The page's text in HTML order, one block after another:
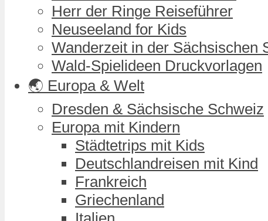
Herr der Ringe Reiseführer
Neuseeland for Kids
Wanderzeit in der Sächsischen
Wald-Spielideen Druckvorlagen
🌏 Europa & Welt
Dresden & Sächsische Schweiz
Europa mit Kindern
Städtetrips mit Kids
Deutschlandreisen mit Kind
Frankreich
Griechenland